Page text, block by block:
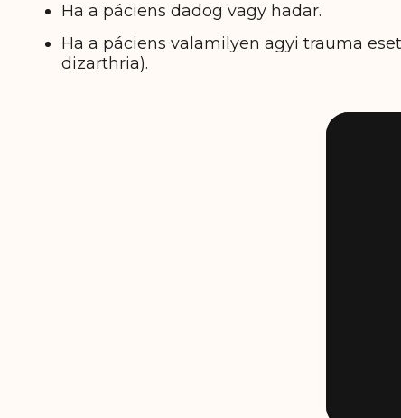
Ha a páciens dadog vagy hadar.
Ha a páciens valamilyen agyi trauma
dizarthria).